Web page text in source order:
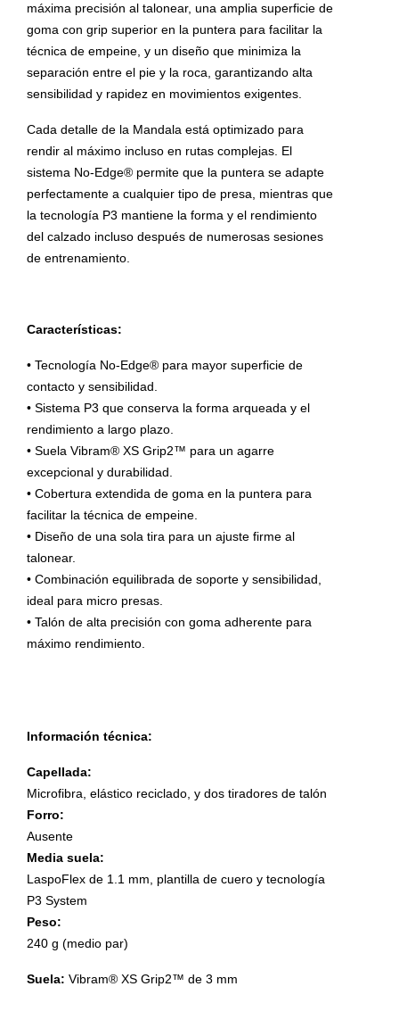
máxima precisión al talonear, una amplia superficie de
goma con grip superior en la puntera para facilitar la
técnica de empeine, y un diseño que minimiza la
separación entre el pie y la roca, garantizando alta
sensibilidad y rapidez en movimientos exigentes.
Cada detalle de la Mandala está optimizado para
rendir al máximo incluso en rutas complejas. El
sistema No-Edge® permite que la puntera se adapte
perfectamente a cualquier tipo de presa, mientras que
la tecnología P3 mantiene la forma y el rendimiento
del calzado incluso después de numerosas sesiones
de entrenamiento.
Características:
• Tecnología No-Edge® para mayor superficie de
contacto y sensibilidad.
• Sistema P3 que conserva la forma arqueada y el
rendimiento a largo plazo.
• Suela Vibram® XS Grip2™ para un agarre
excepcional y durabilidad.
• Cobertura extendida de goma en la puntera para
facilitar la técnica de empeine.
• Diseño de una sola tira para un ajuste firme al
talonear.
• Combinación equilibrada de soporte y sensibilidad,
ideal para micro presas.
• Talón de alta precisión con goma adherente para
máximo rendimiento.
Información técnica:
Capellada:
Microfibra, elástico reciclado, y dos tiradores de talón
Forro:
Ausente
Media suela:
LaspoFlex de 1.1 mm, plantilla de cuero y tecnología
P3 System
Peso:
240 g (medio par)
Suela: Vibram® XS Grip2™ de 3 mm